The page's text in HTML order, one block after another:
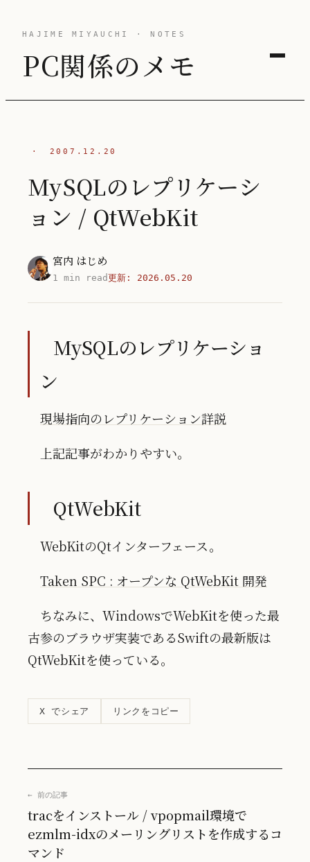
HAJIME MIYAUCHI · NOTES
PC関係のメモ
· 2007.12.20
MySQLのレプリケーシ
ョン / QtWebKit
宮内 はじめ
1 min read更新: 2026.05.20
MySQLのレプリケーショ
ン
現場指向のレプリケーション詳説
上記記事がわかりやすい。
QtWebKit
WebKitのQtインターフェース。
Taken SPC : オープンな QtWebKit 開発
ちなみに、WindowsでWebKitを使った最
古参のブラウザ実装であるSwiftの最新版は
QtWebKitを使っている。
X でシェア リンクをコピー
← 前の記事
tracをインストール / vpopmail環境で
ezmlm-idxのメーリングリストを作成するコ
マンド